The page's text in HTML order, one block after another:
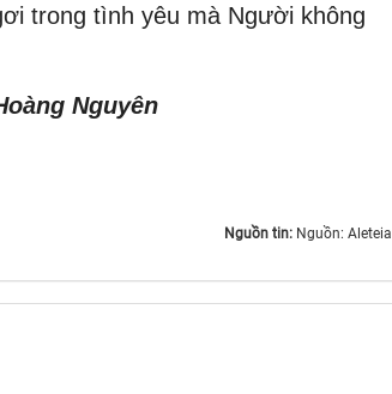
trong tình yêu mà Người không
Nguyên
Nguồn tin: Nguồn: Aleteia